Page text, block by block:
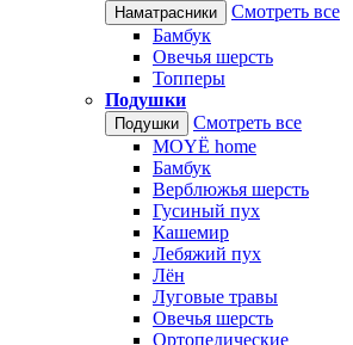
Наматрасники
Смотреть все
Бамбук
Овечья шерсть
Топперы
Подушки
Подушки
Смотреть все
MOYЁ home
Бамбук
Верблюжья шерсть
Гусиный пух
Кашемир
Лебяжий пух
Лён
Луговые травы
Овечья шерсть
Ортопедические